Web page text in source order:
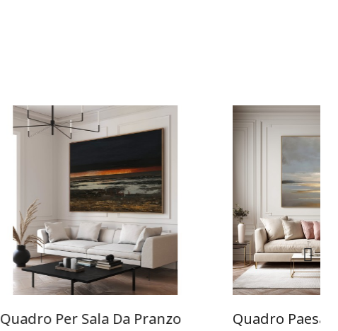
Quadro Per Sala Da Pranzo
Quadro